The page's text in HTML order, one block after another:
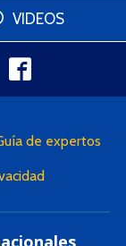
VIDEOS
de expertos